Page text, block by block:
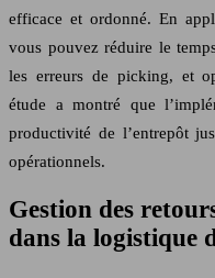
efficace et ordonné. En
vous pouvez réduire le
les erreurs de picking, et
étude a montré que
productivité de l’entrepôt
opérationnels.
Gestion des
dans la logistique